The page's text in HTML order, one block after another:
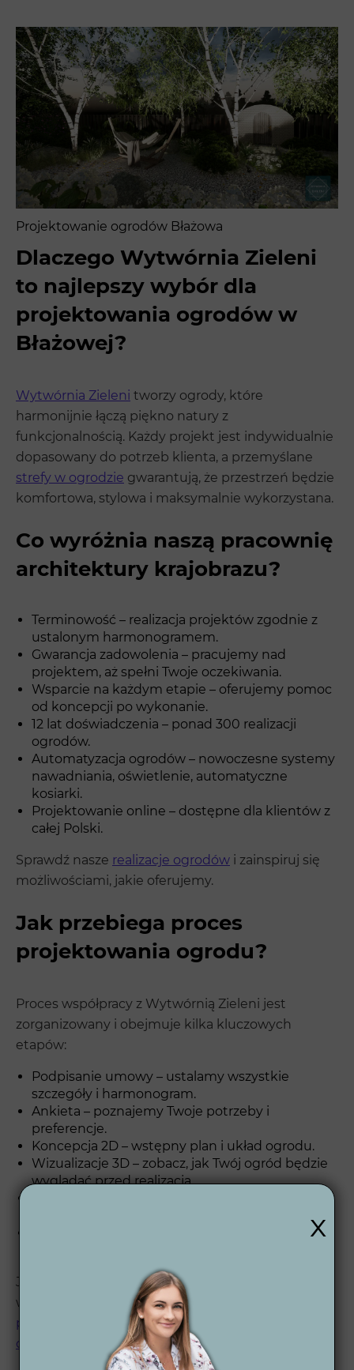
Projektowanie ogrodów Błażowa
Dlaczego Wytwórnia Zieleni
to najlepszy wybór dla
projektowania ogrodów w
Błażowej?
Wytwórnia Zieleni tworzy ogrody, które
harmonijnie łączą piękno natury z
funkcjonalnością. Każdy projekt jest indywidualnie
dopasowany do potrzeb klienta, a przemyślane
strefy w ogrodzie gwarantują, że przestrzeń będzie
komfortowa, stylowa i maksymalnie wykorzystana.
Co wyróżnia naszą pracownię
architektury krajobrazu?
Terminowość – realizacja projektów zgodnie z
ustalonym harmonogramem.
Gwarancja zadowolenia – pracujemy nad
projektem, aż spełni Twoje oczekiwania.
Wsparcie na każdym etapie – oferujemy pomoc
od koncepcji po wykonanie.
12 lat doświadczenia – ponad 300 realizacji
ogrodów.
Automatyzacja ogrodów – nowoczesne systemy
nawadniania, oświetlenie, automatyczne
kosiarki.
Projektowanie online – dostępne dla klientów z
całej Polski.
Sprawdź nasze realizacje ogrodów i zainspiruj się
możliwościami, jakie oferujemy.
Jak przebiega proces
projektowania ogrodu?
Proces współpracy z Wytwórnią Zieleni jest
zorganizowany i obejmuje kilka kluczowych
etapów:
Podpisanie umowy – ustalamy wszystkie
szczegóły i harmonogram.
Ankieta – poznajemy Twoje potrzeby i
preferencje.
Koncepcja 2D – wstępny plan i układ ogrodu.
Wizualizacje 3D – zobacz, jak Twój ogród będzie
wyglądać przed realizacją.
Wsparcie po zakończeniu – jesteśmy dostępni
Jeśli chcesz zobaczyć, jak wygląda nasza
współpraca krok po kroku, zajrzyj do opisu
projektowego
orazkompleksowego projektu
ogrodu
x